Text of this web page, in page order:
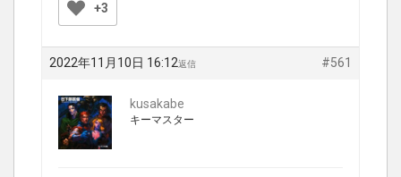
+3
2022年11月10日 16:12 #561
返信
kusakabe
キーマスター